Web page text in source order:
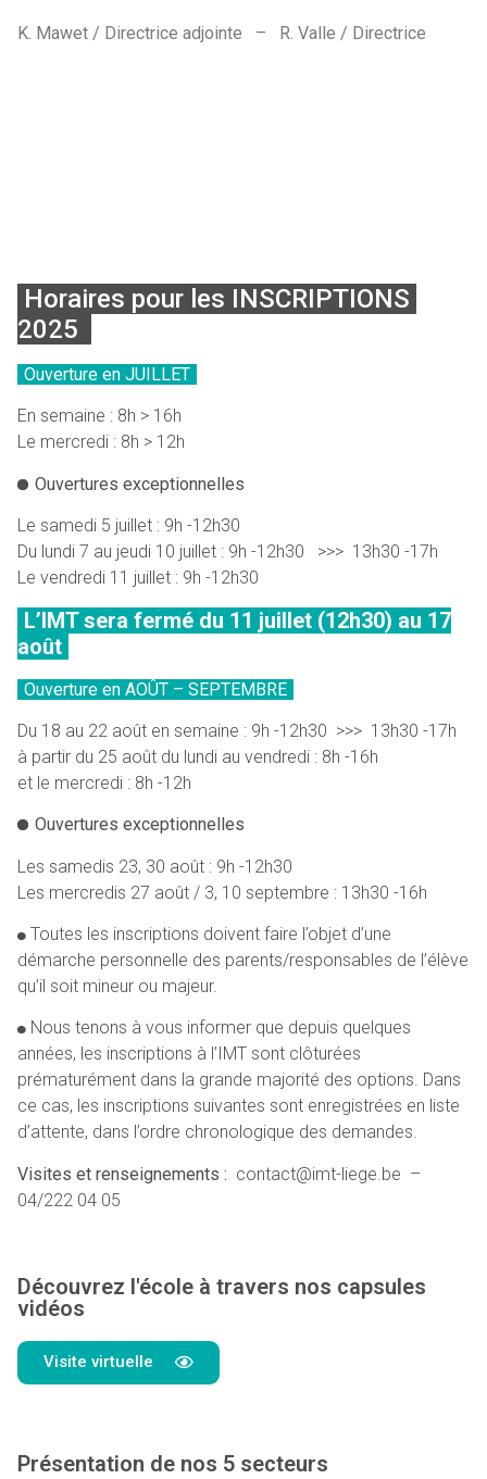
K. Mawet / Directrice adjointe – R. Valle / Directrice
Horaires pour les INSCRIPTIONS
2025
Ouverture en JUILLET
En semaine : 8h > 16h
Le mercredi : 8h > 12h
Ouvertures exceptionnelles
Le samedi 5 juillet : 9h -12h30
Du lundi 7 au jeudi 10 juillet : 9h -12h30 >>> 13h30 -17h
Le vendredi 11 juillet : 9h -12h30
L’IMT sera fermé du 11 juillet (12h30) au 17
août
Ouverture en AOÛT – SEPTEMBRE
Du 18 au 22 août en semaine : 9h -12h30 >>> 13h30 -17h
à partir du 25 août du lundi au vendredi : 8h -16h
et le mercredi : 8h -12h
Ouvertures exceptionnelles
Les samedis 23, 30 août : 9h -12h30
Les mercredis 27 août / 3, 10 septembre : 13h30 -16h
Toutes les inscriptions doivent faire l’objet d’une
démarche personnelle des parents/responsables de l’élève
qu’il soit mineur ou majeur.
Nous tenons à vous informer que depuis quelques
années, les inscriptions à l’IMT sont clôturées
prématurément dans la grande majorité des options. Dans
ce cas, les inscriptions suivantes sont enregistrées en liste
d’attente, dans l’ordre chronologique des demandes.
Visites et renseignements : contact@imt-liege.be –
04/222 04 05
Découvrez l'école à travers nos capsules
vidéos
Visite virtuelle
Présentation de nos 5 secteurs